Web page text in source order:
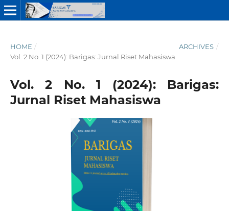
HOME / ARCHIVES /
Vol. 2 No. 1 (2024): Barigas: Jurnal Riset Mahasiswa
Vol. 2 No. 1 (2024): Barigas:
Jurnal Riset Mahasiswa